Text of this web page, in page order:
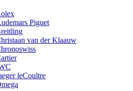
Piguet
van der Klaauw
leCoultre